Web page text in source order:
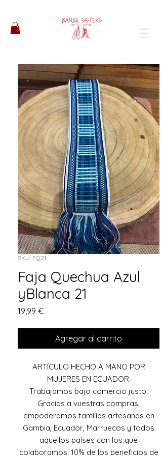
SKU: FQ21
Faja Quechua Azul
yBlanca 21
19,99 €Precio
Agregar al carrito
ARTÍCULO HECHO A MANO POR
MUJERES EN ECUADOR.
Trabajamos bajo comercio justo.
Gracias a vuestras compras,
empoderamos familias artesanas en
Gambia, Ecuador, Marruecos y todos
aquellos países con los que
colaboramos. 10% de los beneficios de